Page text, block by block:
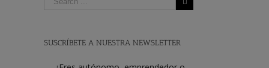
SUSCRÍBETE A NUESTRA NEWSLETTER